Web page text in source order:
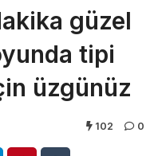
güzel
tipi
üzgünüz
102 0